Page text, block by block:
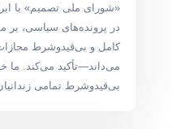
«شورای ملی تصمیم» با
در پرونده‌های سیاسی، بر
کامل و بی‌قیدوشرط
می‌داند—تأکید می‌کند. ما
بی‌قیدوشرط تمامی